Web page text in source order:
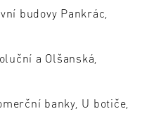
budovy Pankrác,
a Olšanská,
banky, U botiče,